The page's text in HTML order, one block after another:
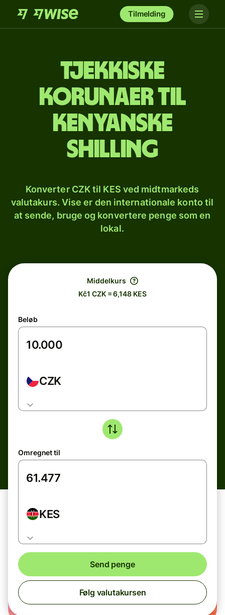
Tilmelding
Tjekkiske
korunaer til
kenyanske
shilling
Konverter CZK til KES ved midtmarkeds
valutakurs. Vise er den internationale konto til
at sende, bruge og konvertere penge som en
lokal.
Middelkurs
Kč1 CZK = 6,148 KES
Beløb
CZK
Omregnet til
KES
Send penge
Følg valutakursen